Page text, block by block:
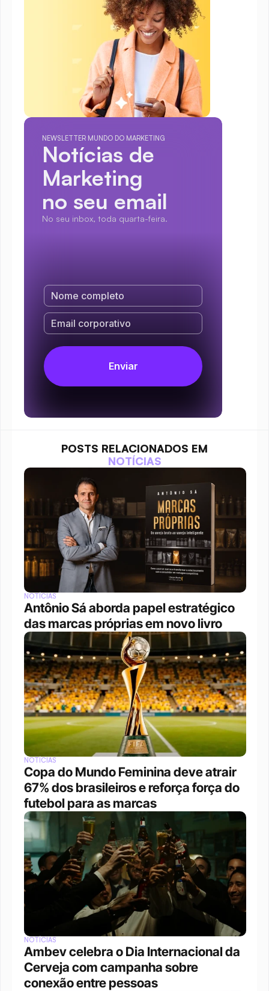
NEWSLETTER MUNDO DO MARKETING
Notícias de
Marketing
no seu email
No seu inbox, toda quarta-feira.
POSTS RELACIONADOS EM
NOTÍCIAS
NOTÍCIAS
Antônio Sá aborda papel estratégico
das marcas próprias em novo livro
NOTÍCIAS
Copa do Mundo Feminina deve atrair
67% dos brasileiros e reforça força do
futebol para as marcas
NOTÍCIAS
Ambev celebra o Dia Internacional da
Cerveja com campanha sobre
conexão entre pessoas